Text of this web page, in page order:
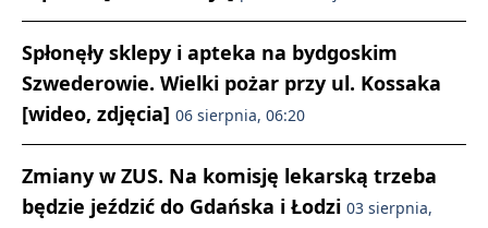
Spłonęły sklepy i apteka na bydgoskim
Szwederowie. Wielki pożar przy ul. Kossaka
[wideo, zdjęcia] 06 sierpnia, 06:20
Zmiany w ZUS. Na komisję lekarską trzeba
będzie jeździć do Gdańska i Łodzi 03 sierpnia,